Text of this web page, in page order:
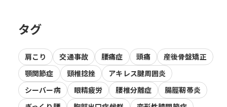
タグ
肩こり 交通事故 腰痛症 頭痛
産後骨盤矯正
顎関節症
頸椎捻挫
アキレス腱周囲炎
シーバー病
眼精疲労 腰椎分離症
腸脛靭帯炎